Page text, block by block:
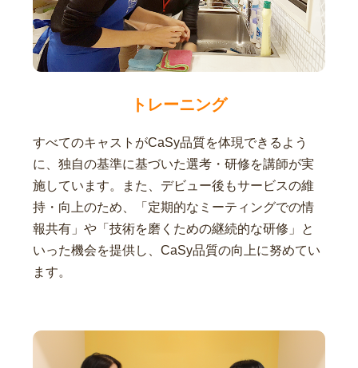
トレーニング
すべてのキャストがCaSy品質を体現できるよう
に、独自の基準に基づいた選考・研修を講師が実
施しています。また、デビュー後もサービスの維
持・向上のため、「定期的なミーティングでの情
報共有」や「技術を磨くための継続的な研修」と
いった機会を提供し、CaSy品質の向上に努めてい
ます。